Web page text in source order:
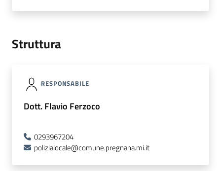
Struttura
RESPONSABILE
Dott. Flavio Ferzoco
0293967204
polizialocale@comune.pregnana.mi.it